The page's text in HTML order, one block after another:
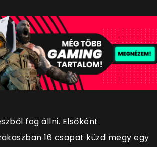
fog állni. Elsőként
16 csapat küzd megy egy